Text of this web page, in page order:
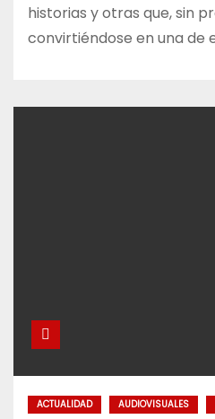
historias y otras que, sin
convirtiéndose en una de
ACTUALIDAD AUDIOVISUALES